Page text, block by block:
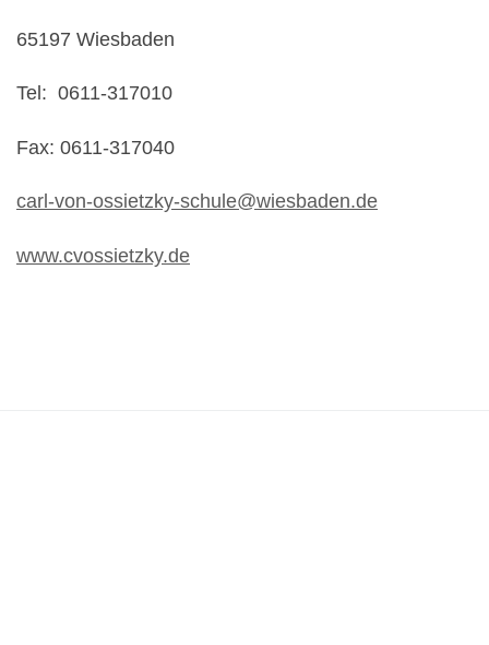
65197 Wiesbaden
Tel: 0611-317010
Fax: 0611-317040
carl-von-ossietzky-schule@wiesbaden.de
www.cvossietzky.de